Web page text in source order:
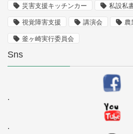
災害支援キッチンカー 私設私
視覚障害支援 講演会 農
釜ヶ崎実行委員会
Sns
.
.